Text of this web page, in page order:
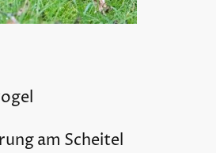
am Scheitel